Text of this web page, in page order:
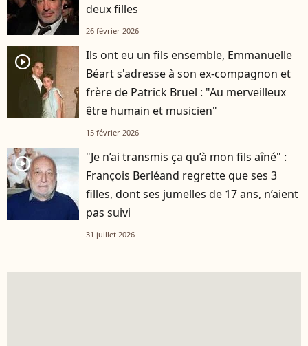
deux filles
26 février 2026
player2
Ils ont eu un fils ensemble, Emmanuelle
Béart s'adresse à son ex-compagnon et
frère de Patrick Bruel : "Au merveilleux
être humain et musicien"
15 février 2026
player2
"Je n’ai transmis ça qu’à mon fils aîné" :
François Berléand regrette que ses 3
filles, dont ses jumelles de 17 ans, n’aient
pas suivi
31 juillet 2026